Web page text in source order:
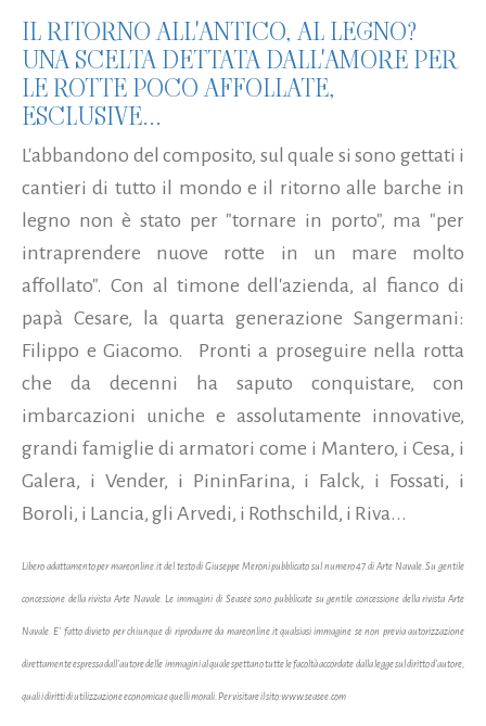
IL RITORNO ALL'ANTICO, AL LEGNO?
UNA SCELTA DETTATA DALL'AMORE PER
LE ROTTE POCO AFFOLLATE,
ESCLUSIVE...
L'abbandono del composito, sul quale si sono gettati i
cantieri di tutto il mondo e il ritorno alle barche in
legno non è stato per "tornare in porto", ma "per
intraprendere nuove rotte in un mare molto
affollato". Con al timone dell'azienda, al fianco di
papà Cesare, la quarta generazione Sangermani:
Filippo e Giacomo. Pronti a proseguire nella rotta
che da decenni ha saputo conquistare, con
imbarcazioni uniche e assolutamente innovative,
grandi famiglie di armatori come i Mantero, i Cesa, i
Galera, i Vender, i PininFarina, i Falck, i Fossati, i
Boroli, i Lancia, gli Arvedi, i Rothschild, i Riva...
Libero adattamento per mareonline.it del testo di Giuseppe Meroni pubblicato sul numero 47 di Arte Navale. Su gentile
concessione della rivista Arte Navale. Le immagini di Seasee sono pubblicate su gentile concessione della rivista Arte
Navale. E' fatto divieto per chiunque di riprodurre da mareonline.it qualsiasi immagine se non previa autorizzazione
direttamente espressa dall'autore delle immagini al quale spettano tutte le facoltà accordate dalla legge sul diritto d'autore,
quali i diritti di utilizzazione economica e quelli morali. Per visitare il sito:www.seasee.com